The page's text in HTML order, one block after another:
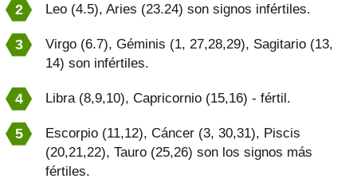
Leo (4.5), Aries (23.24) son signos infértiles.
Virgo (6.7), Géminis (1, 27,28,29), Sagitario (13,
14) son infértiles.
Libra (8,9,10), Capricornio (15,16) - fértil.
Escorpio (11,12), Cáncer (3, 30,31), Piscis
(20,21,22), Tauro (25,26) son los signos más
fértiles.